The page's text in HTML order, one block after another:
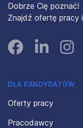
Dobrze Cię poznać!
Znajdź ofertę pracy
FacebookLinked In
DLA KANDYDATÓW
Oferty pracy
Pracodawcy